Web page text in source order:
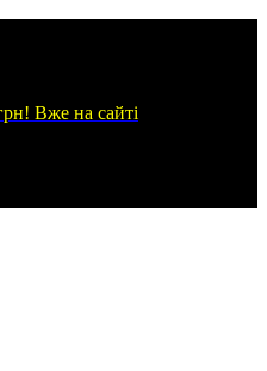
Вже на сайті